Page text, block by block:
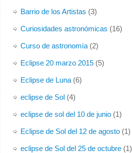
Barrio de los Artistas (3)
Curiosidades astronómicas (16)
Curso de astronomía(2)
Eclipse 20 marzo 2015(5)
Eclipse de Luna(6)
eclipse de Sol(4)
eclipse de sol del 10 de junio(1)
Eclipse de Sol del 12 de agosto(1)
eclipse de Sol del 25 de octubre(1)